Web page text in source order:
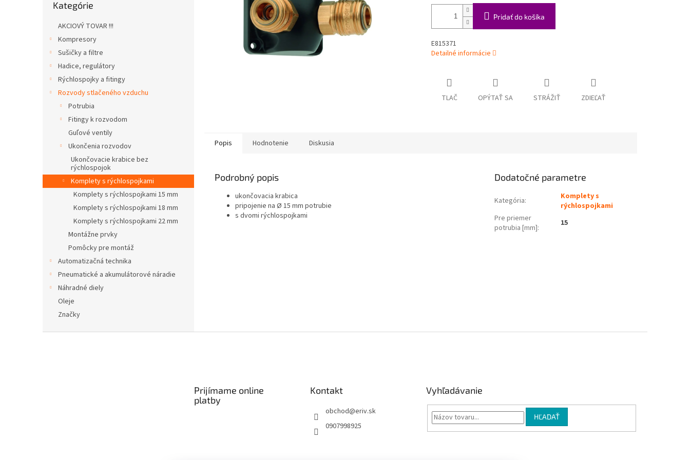
kategórie
Kategórie
AKCIOVÝ TOVAR !!!
Kompresory
Sušičky a filtre
Hadice, regulátory
Rýchlospojky a fitingy
Rozvody stlačeného vzduchu
Potrubia
Fitingy k rozvodom
Guľové ventily
Ukončenia rozvodov
Ukončovacie krabice bez
rýchlospojok
Komplety s rýchlospojkami
Komplety s rýchlospojkami 15 mm
Komplety s rýchlospojkami 18 mm
Komplety s rýchlospojkami 22 mm
Montážne prvky
Pomôcky pre montáž
Automatizačná technika
Pneumatické a akumulátorové náradie
Náhradné diely
Oleje
Značky
Pridať do košíka
E815371
Detailné informácie
TLAČ OPÝTAŤ SA STRÁŽIŤ ZDIEĽAŤ
Popis Hodnotenie Diskusia
Podrobný popis
ukončovacia krabica
pripojenie na Ø 15 mm potrubie
s dvomi rýchlospojkami
Dodatočné parametre
Kategória:
Komplety s
rýchlospojkami
Pre priemer
potrubia [mm]: 15
Prijímame online
platby
Kontakt
obchod@eriv.sk
0907998925
Vyhľadávanie
HĽADAŤ